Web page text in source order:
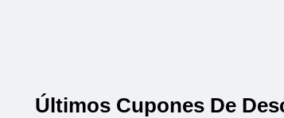
Últimos Cupones De